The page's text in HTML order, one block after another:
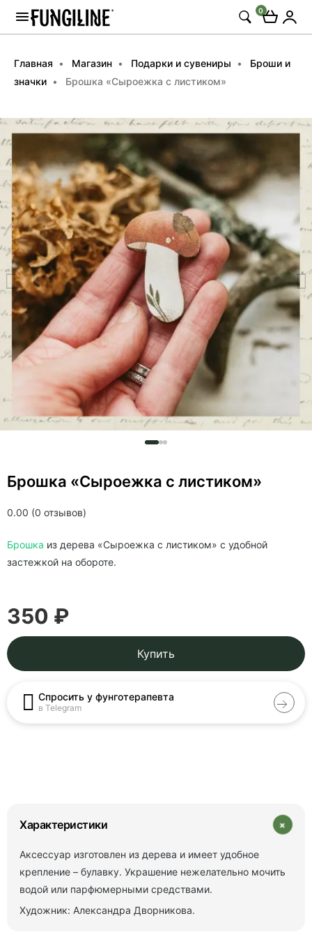
0
Главная Магазин Подарки и сувениры
Броши и
значки
Брошка «Сыроежка с листиком»
0.00 (0 отзывов)
Брошка «Сыроежка с листиком»
Брошка из дерева «Сыроежка с листиком» c удобной
застежкой на обороте.
350 ₽
Купить
Спросить у фунготерапевта
в Telegram
Характеристики +
Аксессуар изготовлен из дерева и имеет удобное
крепление – булавку. Украшение нежелательно мочить
водой или парфюмерными средствами.
Художник: Александра Дворникова.